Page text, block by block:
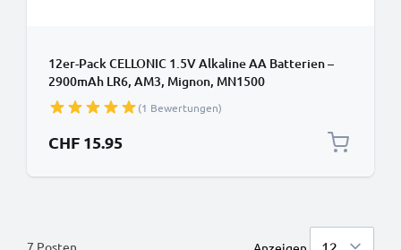
12er-Pack CELLONIC 1.5V Alkaline AA Batterien –
2900mAh LR6, AM3, Mignon, MN1500
Einwegbatterien für Fernbedienungen, Spielzeug,
Taschenlampen, Uhren & mehr
(1 Bewertungen)
CHF 15.95
7 Posten